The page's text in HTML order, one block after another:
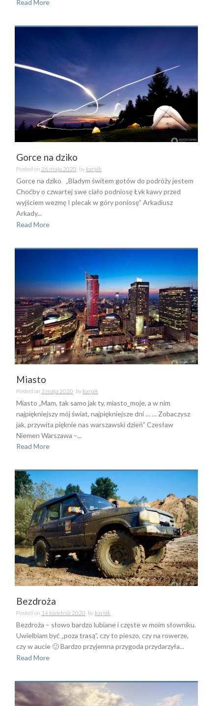
Read More
Gorce na dziko
Posted on 26 maja 2020 by karpik
Gorce na dziko „Bladym świtem gotów do podróży jestem
Choćby o czwartej swe ciało podniosę Łyk kawy przed
wyjściem wezmę I plecak w góry poniosę” Arkadiusz
Arkady...
Read More
Miasto
Posted on 3 maja 2020 by karpik
Miasto „Mam, tak samo jak ty, miasto_moje, a w nim
najpiękniejszy mój świat, najpiękniejsze dni … … Zobaczysz
jak, przywita pięknie nas warszawski dzień” Czesław
Niemen Warszawa –...
Read More
Bezdroża
Posted on 14 kwietnia 2020 by karpik
Bezdroża – słowo bardzo lubiane i częste w moim słowniku.
Uwielbiam być „poza trasą”, czy to pieszo, czy na rowerze,
czy w aucie 🙂 Bardzo przyjemna przygoda przydarzyła...
Read More